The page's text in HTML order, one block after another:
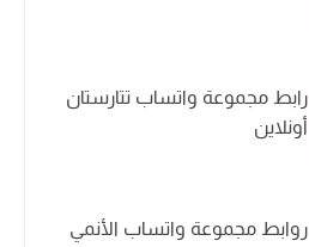
رابط مجموعة واتساب تتارستان
أونلاين
روابط مجموعة واتساب الأنمي